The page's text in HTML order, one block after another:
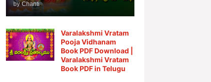
by Chanti
Varalakshmi Vratam
Pooja Vidhanam
Book PDF Download |
Varalakshmi Vratam
Book PDF in Telugu